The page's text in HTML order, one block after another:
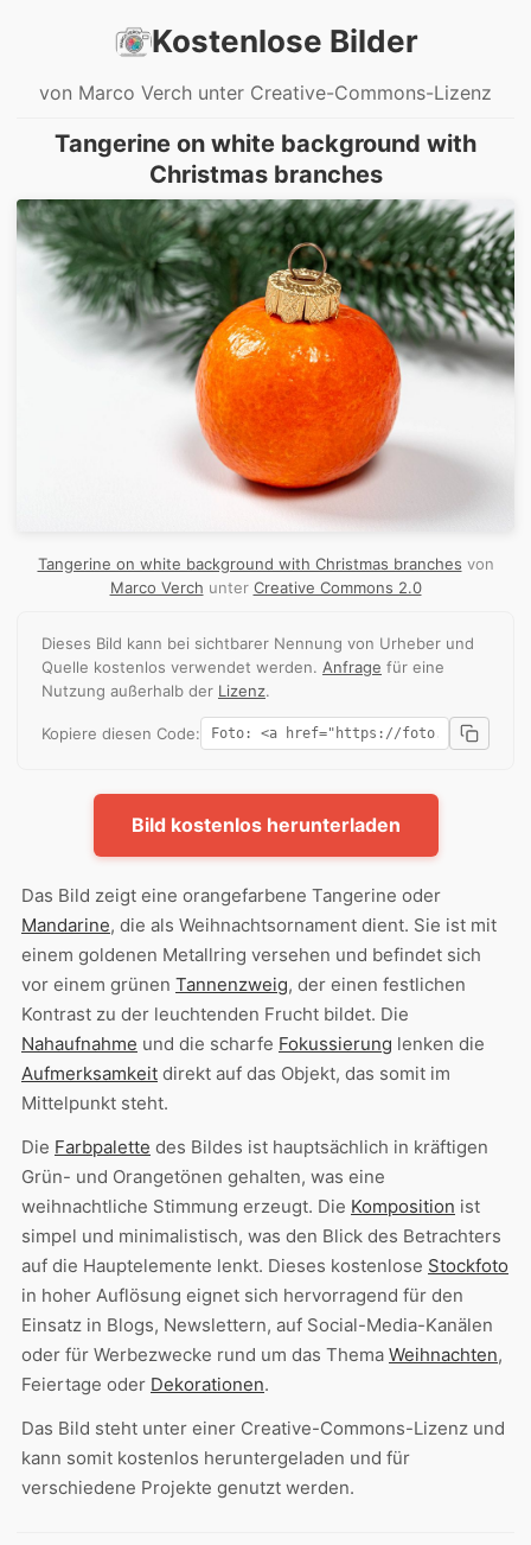
Kostenlose Bilder
von Marco Verch unter Creative-Commons-Lizenz
Tangerine on white background with
Christmas branches
Tangerine on white background with Christmas branches von
Marco Verch unter Creative Commons 2.0
Dieses Bild kann bei sichtbarer Nennung von Urheber und
Quelle kostenlos verwendet werden. Anfrage für eine
Nutzung außerhalb der Lizenz.
Kopiere diesen Code:
Bild kostenlos herunterladen
Das Bild zeigt eine orangefarbene Tangerine oder
Mandarine, die als Weihnachtsornament dient. Sie ist mit
einem goldenen Metallring versehen und befindet sich
vor einem grünen Tannenzweig, der einen festlichen
Kontrast zu der leuchtenden Frucht bildet. Die
Nahaufnahme und die scharfe Fokussierung lenken die
Aufmerksamkeit direkt auf das Objekt, das somit im
Mittelpunkt steht.
Die Farbpalette des Bildes ist hauptsächlich in kräftigen
Grün- und Orangetönen gehalten, was eine
weihnachtliche Stimmung erzeugt. Die Komposition ist
simpel und minimalistisch, was den Blick des Betrachters
auf die Hauptelemente lenkt. Dieses kostenlose Stockfoto
in hoher Auflösung eignet sich hervorragend für den
Einsatz in Blogs, Newslettern, auf Social-Media-Kanälen
oder für Werbezwecke rund um das Thema Weihnachten,
Feiertage oder Dekorationen.
Das Bild steht unter einer Creative-Commons-Lizenz und
kann somit kostenlos heruntergeladen und für
verschiedene Projekte genutzt werden.